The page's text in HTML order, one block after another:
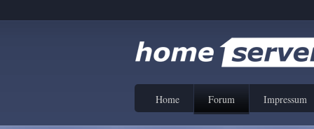
Home Forum Impressum